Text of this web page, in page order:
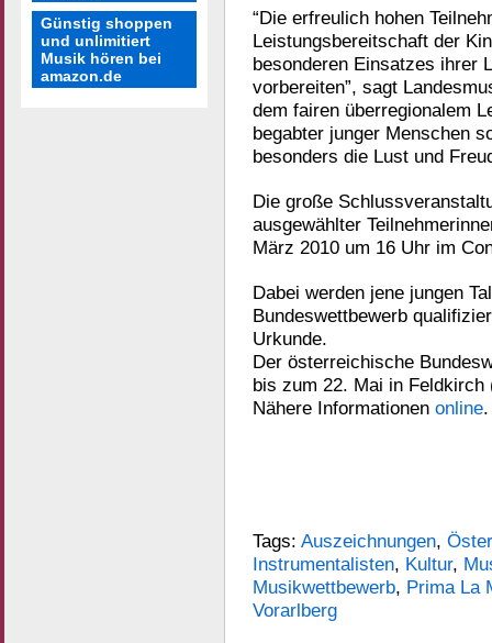
Günstig shoppen
und unlimitiert
Musik hören bei
amazon.de
“Die erfreulich hohen
Leistungsbereitschaft der
besonderen Einsatzes ihrer
vorbereiten”, sagt
dem fairen überregionalem
begabter junger Menschen
besonders die Lust und
Die große
ausgewählter
März 2010 um 16 Uhr im
Dabei werden jene jungen
Bundeswettbewerb
Urkunde.
Der österreichische
bis zum 22. Mai in Feldkirch
Nähere Informationen online.
Tags: Auszeichnungen,
Instrumentalisten, Kultur,
Musikwettbewerb, Prima La
Vorarlberg